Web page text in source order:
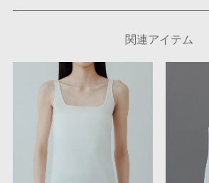
関連アイテム